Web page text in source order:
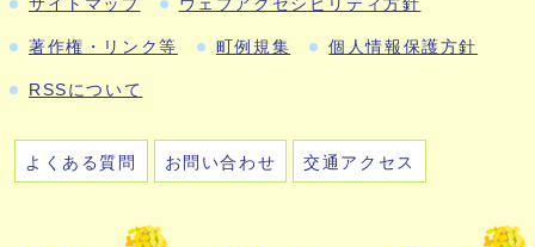
サイトマップ ウェブアクセシビリティ方針
著作権・リンク等 町例規集 個人情報保護方針
RSSについて
よくある質問 お問い合わせ 交通アクセス